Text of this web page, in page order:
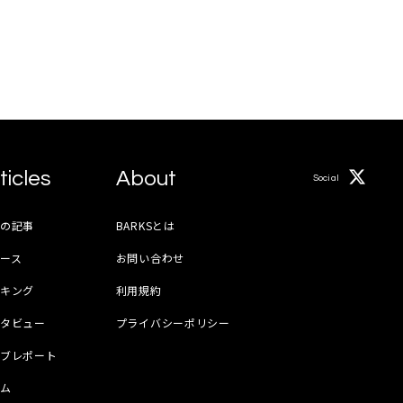
記事
ス
ング
ビュー
レポート
About
BARKSとは
お問い合わせ
利用規約
プライバシーポリシー
Social